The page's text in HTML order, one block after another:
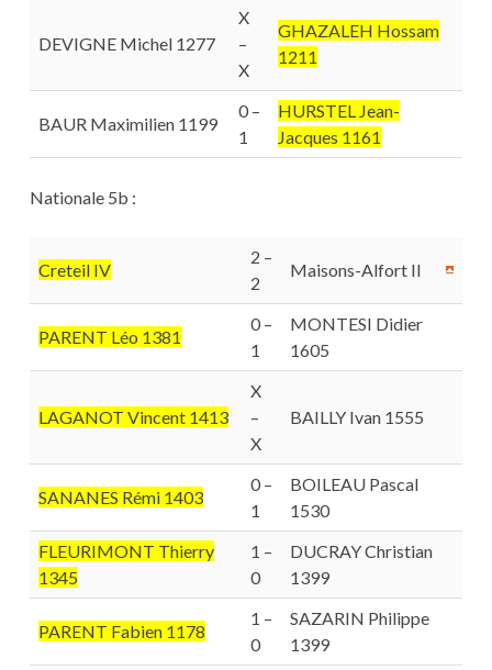
DEVIGNE Michel 1277
X
–
X
GHAZALEH Hossam
1211
BAUR Maximilien 1199
0 –
1
HURSTEL Jean-
Jacques 1161
Nationale 5b :
Creteil IV
2 –
2
Maisons-Alfort II
PARENT Léo 1381
0 –
1
MONTESI Didier
1605
LAGANOT Vincent 1413
X
–
X
BAILLY Ivan 1555
SANANES Rémi 1403
0 –
1
BOILEAU Pascal
1530
FLEURIMONT Thierry
1345
1 –
0
DUCRAY Christian
1399
PARENT Fabien 1178
1 –
0
SAZARIN Philippe
1399